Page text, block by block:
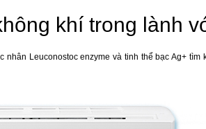
khí trong lành
nhân Leuconostoc enzyme và tinh thể bạc Ag+